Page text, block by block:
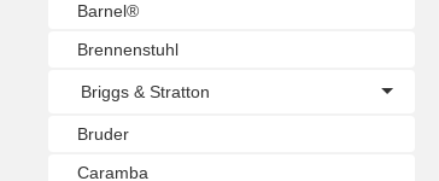
Barnel®
Brennenstuhl
Briggs & Stratton
Bruder
Caramba